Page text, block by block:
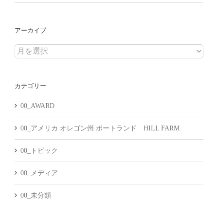
アーカイブ
ア
イ
カテゴリー
00_AWARD
00_アメリカ オレゴン州 ポートランド HILL FARM
00_トピック
00_メディア
00_未分類